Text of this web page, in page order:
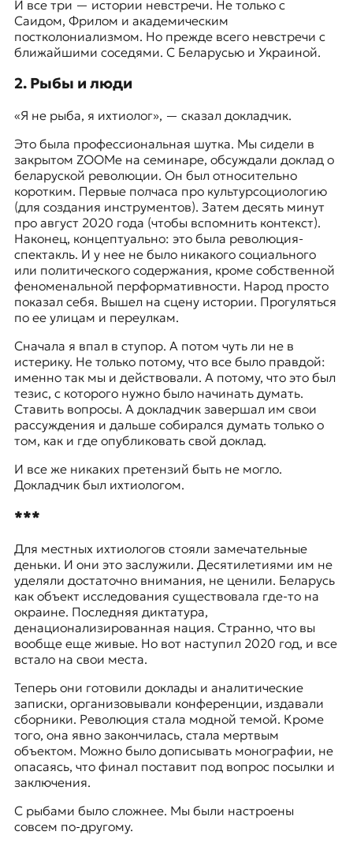
И все три — истории невстречи. Не только с
Саидом, Фрилом и академическим
постколониализмом. Но прежде всего невстречи с
ближайшими соседями. С Беларусью и Украиной.
2. Рыбы и люди
«Я не рыба, я ихтиолог», — сказал докладчик.
Это была профессиональная шутка. Мы сидели в
закрытом ZOOMе на семинаре, обсуждали доклад о
беларуской революции. Он был относительно
коротким. Первые полчаса про культурсоциологию
(для создания инструментов). Затем десять минут
про август 2020 года (чтобы вспомнить контекст).
Наконец, концептуально: это была революция-
спектакль. И у нее не было никакого социального
или политического содержания, кроме собственной
феноменальной перформативности. Народ просто
показал себя. Вышел на сцену истории. Прогуляться
по ее улицам и переулкам.
Сначала я впал в ступор. А потом чуть ли не в
истерику. Не только потому, что все было правдой:
именно так мы и действовали. А потому, что это был
тезис, с которого нужно было начинать думать.
Ставить вопросы. А докладчик завершал им свои
рассуждения и дальше собирался думать только о
том, как и где опубликовать свой доклад.
И все же никаких претензий быть не могло.
Докладчик был ихтиологом.
***
Для местных ихтиологов стояли замечательные
деньки. И они это заслужили. Десятилетиями им не
уделяли достаточно внимания, не ценили. Беларусь
как объект исследования существовала где-то на
окраине. Последняя диктатура,
денационализированная нация. Странно, что вы
вообще еще живые. Но вот наступил 2020 год, и все
встало на свои места.
Теперь они готовили доклады и аналитические
записки, организовывали конференции, издавали
сборники. Революция стала модной темой. Кроме
того, она явно закончилась, стала мертвым
объектом. Можно было дописывать монографии, не
опасаясь, что финал поставит под вопрос посылки и
заключения.
С рыбами было сложнее. Мы были настроены
совсем по-другому.